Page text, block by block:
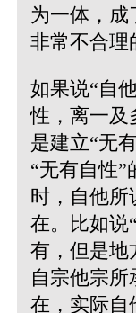
为一体，成
非常不合理
如果说“自
性，离一及
是建立“无
“无有自性
时，自他所
在。比如说
有，但是地
自宗他宗
在，实际自